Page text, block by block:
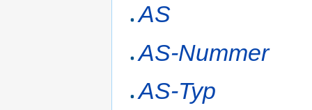
AS
AS-Nummer
AS-Typ